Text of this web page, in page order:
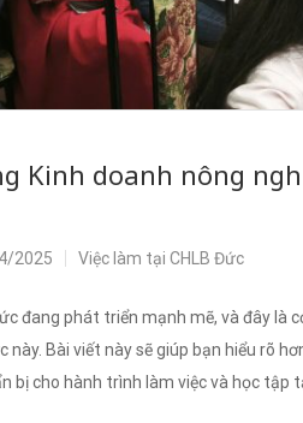
Kinh doanh nông
2025 Việc làm tại CHLB Đức
đang phát triển mạnh mẽ, và đây là
Bài viết này sẽ giúp bạn hiểu rõ
bị cho hành trình làm việc và học tập